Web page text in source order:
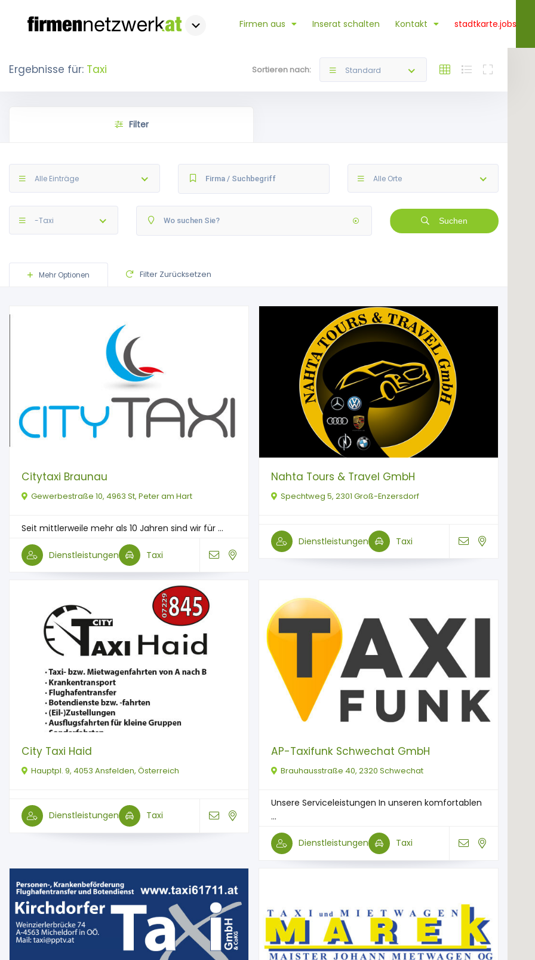
Firmen aus Inserat schalten Kontakt stadtkarte.jobs
Ergebnisse für: Taxi Sortieren nach: Standard
Filter
Alle Einträge Alle Orte
-Taxi Suchen
Mehr Optionen Filter Zurücksetzen
Citytaxi Braunau
Gewerbestraße 10, 4963 St, Peter am Hart
Seit mittlerweile mehr als 10 Jahren sind wir für ...
Dienstleistungen Taxi
Nahta Tours & Travel GmbH
Spechtweg 5, 2301 Groß-Enzersdorf
Dienstleistungen Taxi
City Taxi Haid
Hauptpl. 9, 4053 Ansfelden, Österreich
Dienstleistungen Taxi
AP-Taxifunk Schwechat GmbH
Brauhausstraße 40, 2320 Schwechat
Unsere Serviceleistungen In unseren komfortablen
...
Dienstleistungen Taxi